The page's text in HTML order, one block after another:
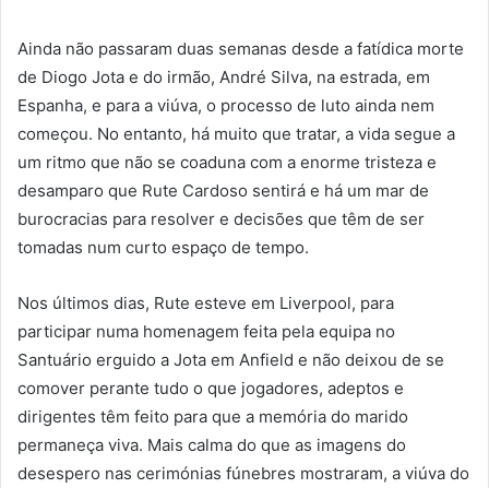
Ainda não passaram duas semanas desde a fatídica morte
de Diogo Jota e do irmão, André Silva, na estrada, em
Espanha, e para a viúva, o processo de luto ainda nem
começou. No entanto, há muito que tratar, a vida segue a
um ritmo que não se coaduna com a enorme tristeza e
desamparo que Rute Cardoso sentirá e há um mar de
burocracias para resolver e decisões que têm de ser
tomadas num curto espaço de tempo.
Nos últimos dias, Rute esteve em Liverpool, para
participar numa homenagem feita pela equipa no
Santuário erguido a Jota em Anfield e não deixou de se
comover perante tudo o que jogadores, adeptos e
dirigentes têm feito para que a memória do marido
permaneça viva. Mais calma do que as imagens do
desespero nas cerimónias fúnebres mostraram, a viúva do